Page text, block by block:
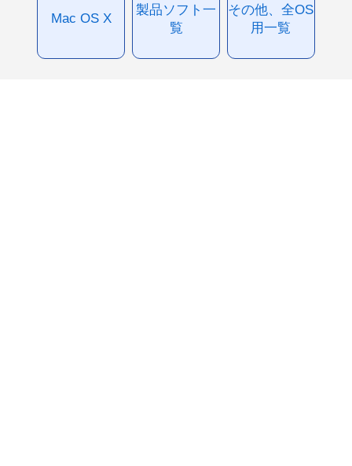
Mac OS X
製品ソフト一
覧
その他、全OS
用一覧